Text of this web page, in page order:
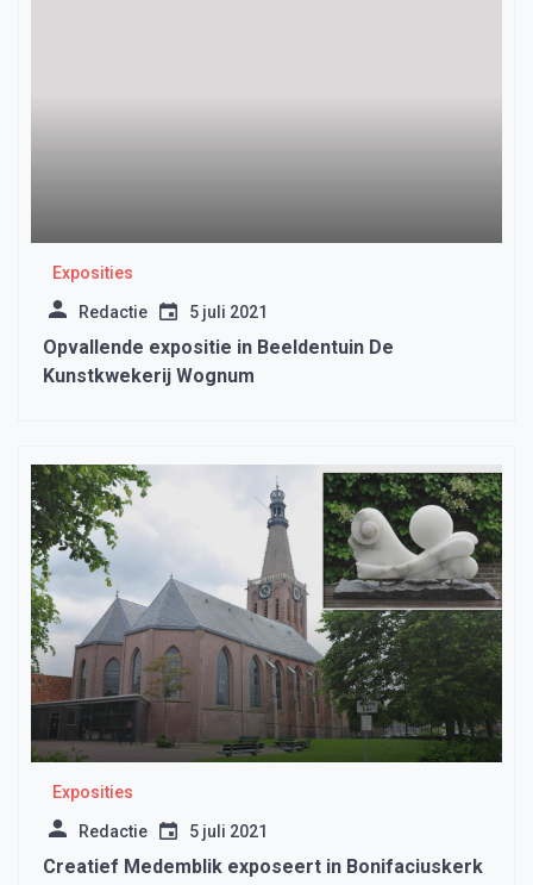
Exposities
Redactie 5 juli 2021
Opvallende expositie in Beeldentuin De
Kunstkwekerij Wognum
Exposities
Redactie 5 juli 2021
Creatief Medemblik exposeert in Bonifaciuskerk